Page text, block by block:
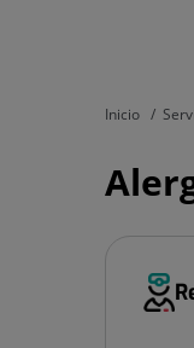
Inicio